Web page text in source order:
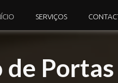
SERVIÇOS
de